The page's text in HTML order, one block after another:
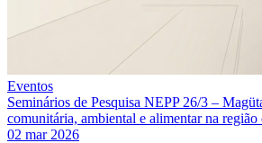
Eventos
Seminários de Pesquisa NEPP 26/3 –
comunitária, ambiental e alimentar na
02 mar 2026